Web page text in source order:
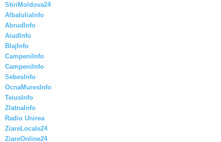
StiriMoldova24
AlbaIuliaInfo
AbrudInfo
AiudInfo
BlajInfo
CampeniInfo
CampeniInfo
SebesInfo
OcnaMuresInfo
TeiusInfo
ZlatnaInfo
Radio Unirea
ZiareLocale24
ZiareOnline24